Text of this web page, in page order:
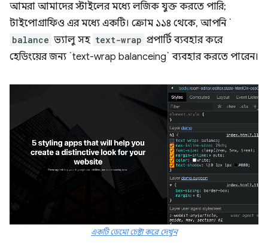
আমরা আমাদের স্টাইলের মধ্যে লজিক যুক্ত করতে পারি;
টাইপোগ্রাফিও এর মধ্যে একটি। ক্রোম ১১৪ থেকে, আপনি `
balance ভ্যালু সহ text-wrap প্রপার্টি ব্যবহার করে
হেডিংয়ের জন্য `text-wrap balanceing` ব্যবহার করতে পারেন।
একটি ডেমো চেষ্টা করে দেখুন